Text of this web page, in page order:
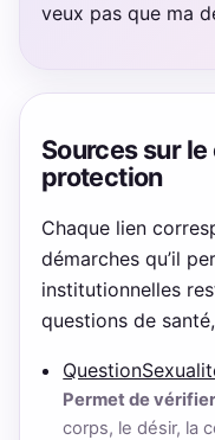
veux pas que ma
Sources sur
protection
Chaque lien
démarches qu’il
institutionnelles
questions de
Permet de
corps, le désir, la